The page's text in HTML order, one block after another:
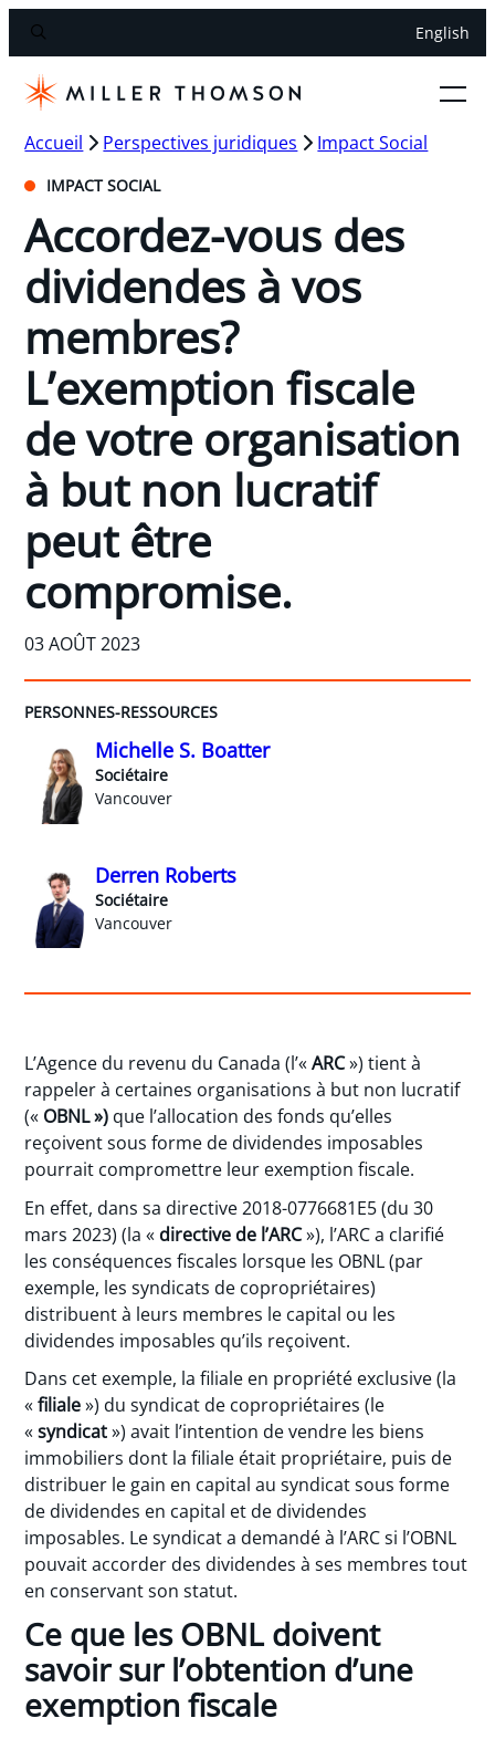
English
Accueil Perspectives juridiques Impact Social
IMPACT SOCIAL
Accordez-vous des
dividendes à vos
membres?
L’exemption fiscale
de votre organisation
à but non lucratif
peut être
compromise.
03 AOÛT 2023
PERSONNES-RESSOURCES
Michelle S. Boatter
Sociétaire
Vancouver
Derren Roberts
Sociétaire
Vancouver
L’Agence du revenu du Canada (l’«ARC») tient à
rappeler à certaines organisations à but non lucratif
(« OBNL ») que l’allocation des fonds qu’elles
reçoivent sous forme de dividendes imposables
pourrait compromettre leur exemption fiscale.
En effet, dans sa directive 2018-0776681E5 (du 30
mars 2023) (la « directive de l’ARC»), l’ARC a clarifié
les conséquences fiscales lorsque les OBNL (par
exemple, les syndicats de copropriétaires)
distribuent à leurs membres le capital ou les
dividendes imposables qu’ils reçoivent.
Dans cet exemple, la filiale en propriété exclusive (la
«filiale ») du syndicat de copropriétaires (le
«syndicat») avait l’intention de vendre les biens
immobiliers dont la filiale était propriétaire, puis de
distribuer le gain en capital au syndicat sous forme
de dividendes en capital et de dividendes
imposables. Le syndicat a demandé à l’ARC si l’OBNL
pouvait accorder des dividendes à ses membres tout
en conservant son statut.
Ce que les OBNL doivent
savoir sur l’obtention d’une
exemption fiscale